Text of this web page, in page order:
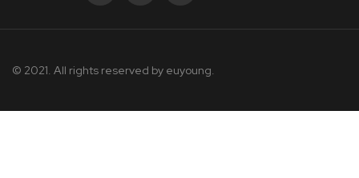
© 2021. All rights reserved by euyoung.